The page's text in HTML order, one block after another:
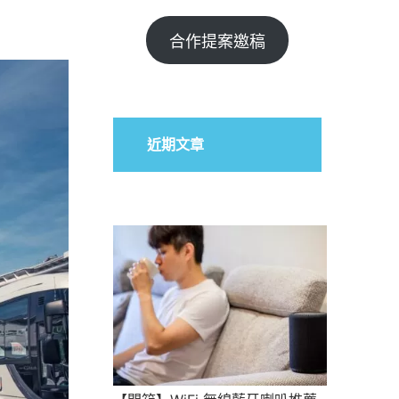
合作提案邀稿
近期文章